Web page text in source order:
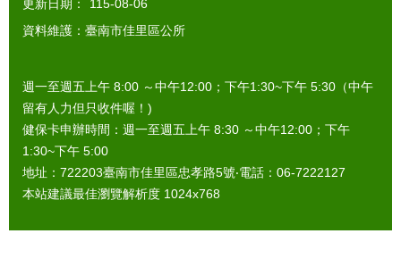
更新日期：
115-08-06
資料維護：臺南市佳里區公所
週一至週五上午 8:00 ～中午12:00；下午1:30~下午 5:30（中午
留有人力但只收件喔！)
健保卡申辦時間：週一至週五上午 8:30 ～中午12:00；下午
1:30~下午 5:00
地址：722203臺南市佳里區忠孝路5號‧電話：06-7222127
本站建議最佳瀏覽解析度 1024x768